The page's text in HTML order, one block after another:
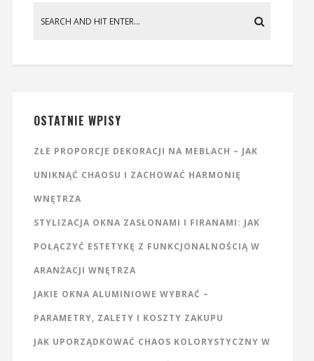
OSTATNIE WPISY
ZŁE PROPORCJE DEKORACJI NA MEBLACH – JAK
UNIKNĄĆ CHAOSU I ZACHOWAĆ HARMONIĘ
WNĘTRZA
STYLIZACJA OKNA ZASŁONAMI I FIRANAMI: JAK
POŁĄCZYĆ ESTETYKĘ Z FUNKCJONALNOŚCIĄ W
ARANŻACJI WNĘTRZA
JAKIE OKNA ALUMINIOWE WYBRAĆ –
PARAMETRY, ZALETY I KOSZTY ZAKUPU
JAK UPORZĄDKOWAĆ CHAOS KOLORYSTYCZNY W